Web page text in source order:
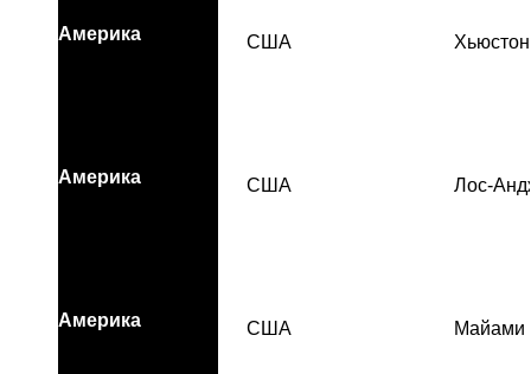
Америка США Хьюстон
Америка США Лос-
Америка США Майами